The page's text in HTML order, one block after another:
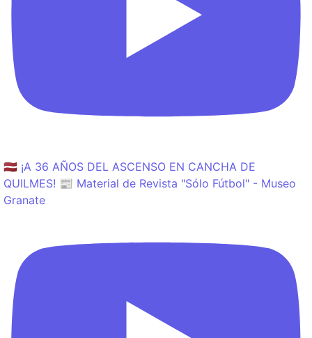
🇱🇻 ¡A 36 AÑOS DEL ASCENSO EN CANCHA DE
QUILMES! 📰 Material de Revista "Sólo Fútbol" - Museo
Granate